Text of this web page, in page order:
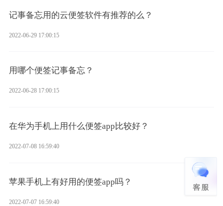
记事备忘用的云便签软件有推荐的么？
2022-06-29 17:00:15
用哪个便签记事备忘？
2022-06-28 17:00:15
在华为手机上用什么便签app比较好？
2022-07-08 16:59:40
苹果手机上有好用的便签app吗？
2022-07-07 16:59:40